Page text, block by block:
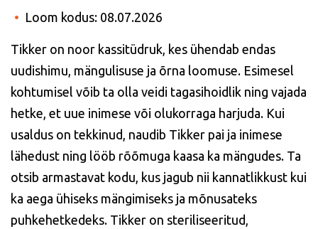
Loom kodus: 08.07.2026
Tikker on noor kassitüdruk, kes ühendab endas
uudishimu, mängulisuse ja õrna loomuse. Esimesel
kohtumisel võib ta olla veidi tagasihoidlik ning vajada
hetke, et uue inimese või olukorraga harjuda. Kui
usaldus on tekkinud, naudib Tikker pai ja inimese
lähedust ning lööb rõõmuga kaasa ka mängudes. Ta
otsib armastavat kodu, kus jagub nii kannatlikkust kui
ka aega ühiseks mängimiseks ja mõnusateks
puhkehetkedeks. Tikker on steriliseeritud,